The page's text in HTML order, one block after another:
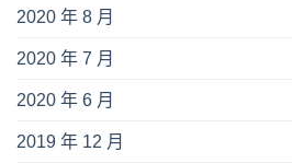
2020 年 8 月
2020 年 7 月
2020 年 6 月
2019 年 12 月